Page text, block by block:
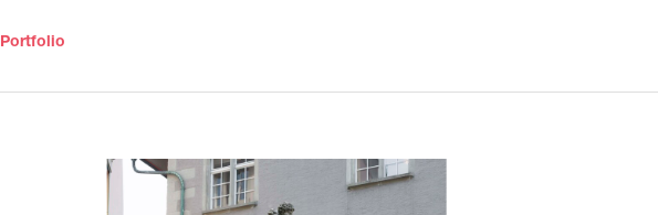
Portfolio